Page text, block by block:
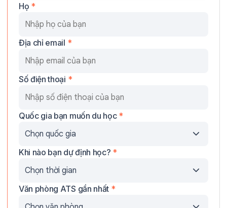
Họ *
Địa chỉ email *
Số điện thoại *
Quốc gia bạn muốn du học *
Khi nào bạn dự định học? *
Văn phòng ATS gần nhất *